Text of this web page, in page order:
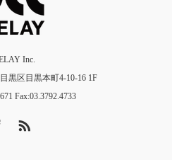
Inc.
黒区目黒本町4-10-16 1F
Fax:03.3792.4733